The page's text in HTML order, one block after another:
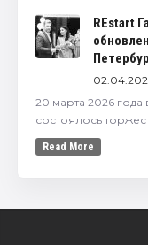
REstart
20 марта 2026
состоялось
Read More